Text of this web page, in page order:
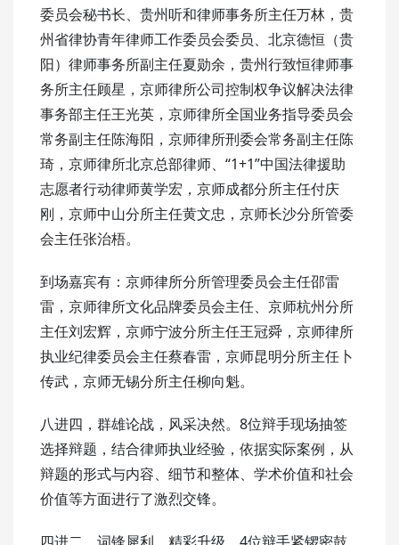
委员会秘书长、贵州听和律师事务所主任万林，贵
州省律协青年律师工作委员会委员、北京德恒（贵
阳）律师事务所副主任夏勋余，贵州行致恒律师事
务所主任顾星，京师律所公司控制权争议解决法律
事务部主任王光英，京师律所全国业务指导委员会
常务副主任陈海阳，京师律所刑委会常务副主任陈
琦，京师律所北京总部律师、“1+1”中国法律援助
志愿者行动律师黄学宏，京师成都分所主任付庆
刚，京师中山分所主任黄文忠，京师长沙分所管委
会主任张治梧。
到场嘉宾有：京师律所分所管理委员会主任邵雷
雷，京师律所文化品牌委员会主任、京师杭州分所
主任刘宏辉，京师宁波分所主任王冠舜，京师律所
执业纪律委员会主任蔡春雷，京师昆明分所主任卜
传武，京师无锡分所主任柳向魁。
八进四，群雄论战，风采决然。8位辩手现场抽签
选择辩题，结合律师执业经验，依据实际案例，从
辩题的形式与内容、细节和整体、学术价值和社会
价值等方面进行了激烈交锋。
四进二，词锋犀利，精彩升级。4位辩手紧锣密鼓